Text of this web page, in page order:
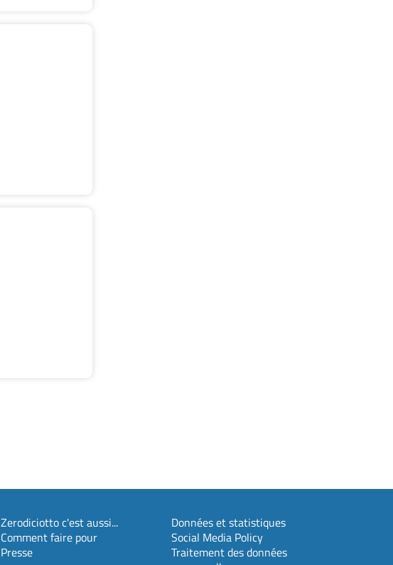
Zerodiciotto c'est aussi...
Comment faire pour
Presse
Données et statistiques
Social Media Policy
Traitement des données